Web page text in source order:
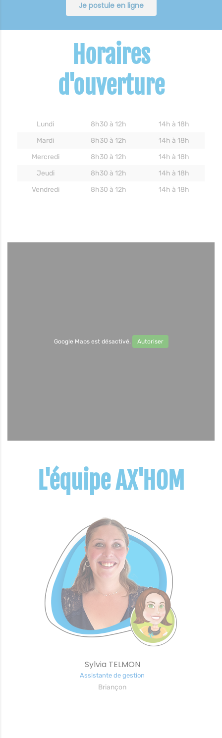
Je postule en ligne
Horaires
d'ouverture
Lundi 8h30 à 12h
14h à 18h
Mardi
8h30 à 12h
14h à 18h
Mercredi
8h30 à 12h
14h à 18h
Jeudi
8h30 à 12h
14h à 18h
Vendredi
8h30 à 12h 14h à 18h
Google Maps est désactivé. Autoriser
L'équipe AX'HOM
Sylvia TELMON
Assistante de gestion